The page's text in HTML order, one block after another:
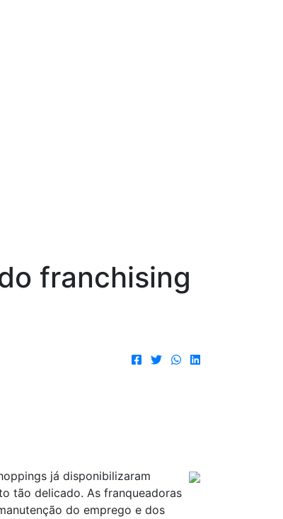
franchising
já disponibilizaram
tão delicado. As franqueadoras
do emprego e dos